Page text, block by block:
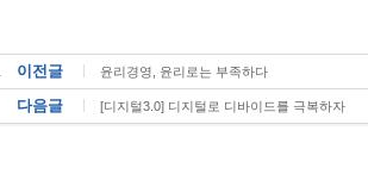
이전글 윤리경영, 윤리로는 부족하다
다음글 [디지털3.0] 디지털로 디바이드를 극복하자